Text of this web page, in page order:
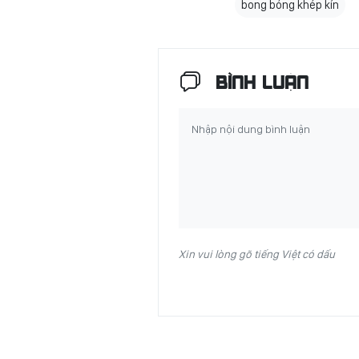
bong bóng khép kín
BÌNH LUẬN
Xin vui lòng gõ tiếng Việt có dấu